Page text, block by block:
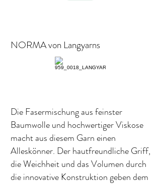
NORMA von Langyarns
Die Fasermischung aus feinster
Baumwolle und hochwertiger Viskose
macht aus diesem Garn einen
Alleskönner. Der hautfreundliche Griff,
die Weichheit und das Volumen durch
die innovative Konstruktion geben dem